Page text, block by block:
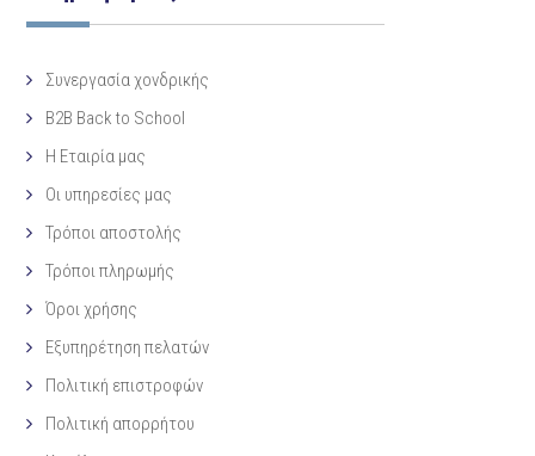
Συνεργασία χονδρικής
B2B Back to School
Η Eταιρία μας
Οι υπηρεσίες μας
Τρόποι αποστολής
Τρόποι πληρωμής
Όροι χρήσης
Εξυπηρέτηση πελατών
Πολιτική επιστροφών
Πολιτική απορρήτου